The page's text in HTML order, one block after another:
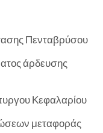
Πενταβρύσου
άρδευσης
Κεφαλαρίου
μεταφοράς